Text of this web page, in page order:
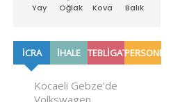
Yay Oğlak Kova Balık